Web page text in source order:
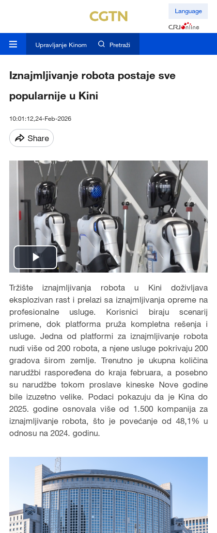
Language
Upravljanje Kinom Pretraži
Iznajmljivanje robota postaje sve
popularnije u Kini
10:01:12,24-Feb-2026
Share
Play
Video
Tržište iznajmljivanja robota u Kini doživljava
eksplozivan rast i prelazi sa iznajmljivanja opreme na
profesionalne usluge. Korisnici biraju scenarij
primene, dok platforma pruža kompletna rešenja i
usluge. Jedna od platformi za iznajmljivanje robota
nudi više od 200 robota, a njene usluge pokrivaju 200
gradova širom zemlje. Trenutno je ukupna količina
narudžbi raspoređena do kraja februara, a posebno
su narudžbe tokom proslave kineske Nove godine
bile izuzetno velike. Podaci pokazuju da je Kina do
2025. godine osnovala više od 1.500 kompanija za
iznajmljivanje robota, što je povećanje od 48,1% u
odnosu na 2024. godinu.